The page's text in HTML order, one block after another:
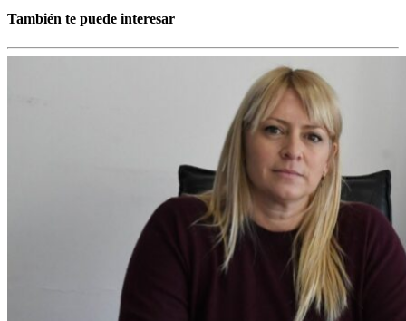
También te puede interesar